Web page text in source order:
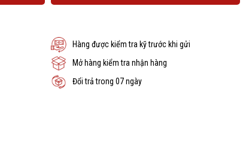
Hàng được kiểm tra kỹ trước khi gửi
Mở hàng kiểm tra nhận hàng
Đổi trả trong 07 ngày